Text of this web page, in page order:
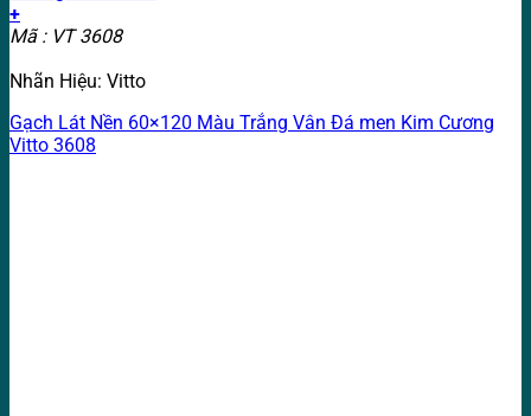
+
Mã : VT 3608
Nhãn Hiệu: Vitto
Gạch Lát Nền 60×120 Màu Trắng Vân Đá men Kim Cương
Vitto 3608